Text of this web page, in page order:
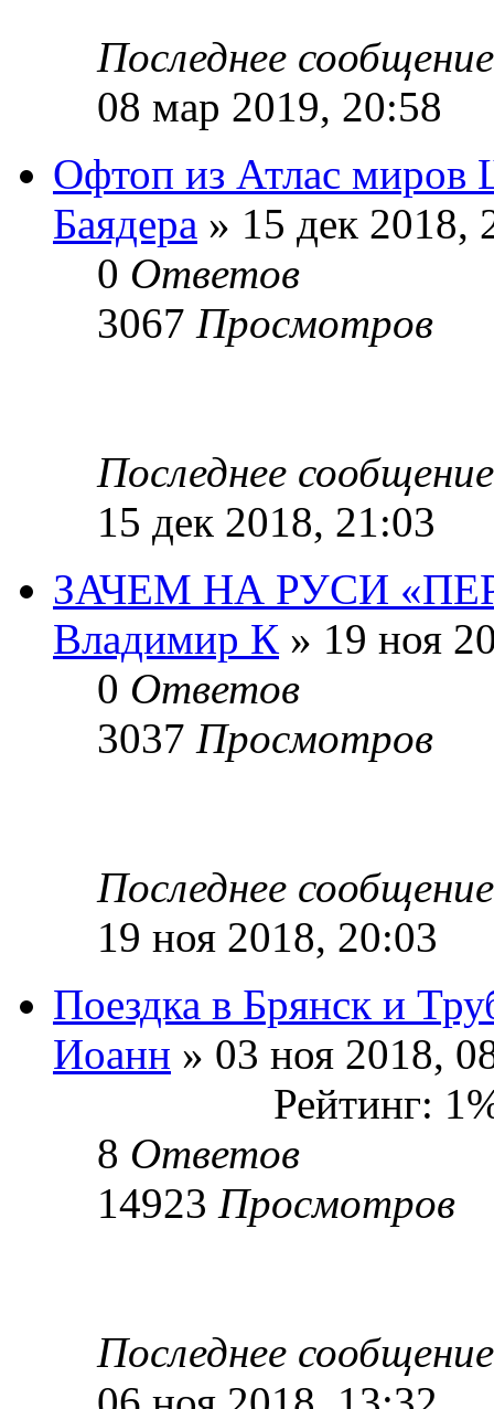
Последнее
08 мар 2019, 20:58
Офтоп из Атлас миров
Баядера » 15 дек 2018,
0 Ответов
3067 Просмотров
Последнее
15 дек 2018, 21:03
ЗАЧЕМ НА РУСИ
Владимир К » 19 ноя
0 Ответов
3037 Просмотров
Последнее
19 ноя 2018, 20:03
Поездка в Брянск и
Иоанн » 03 ноя 2018,
Рейтинг:
8 Ответов
14923 Просмотров
Последнее